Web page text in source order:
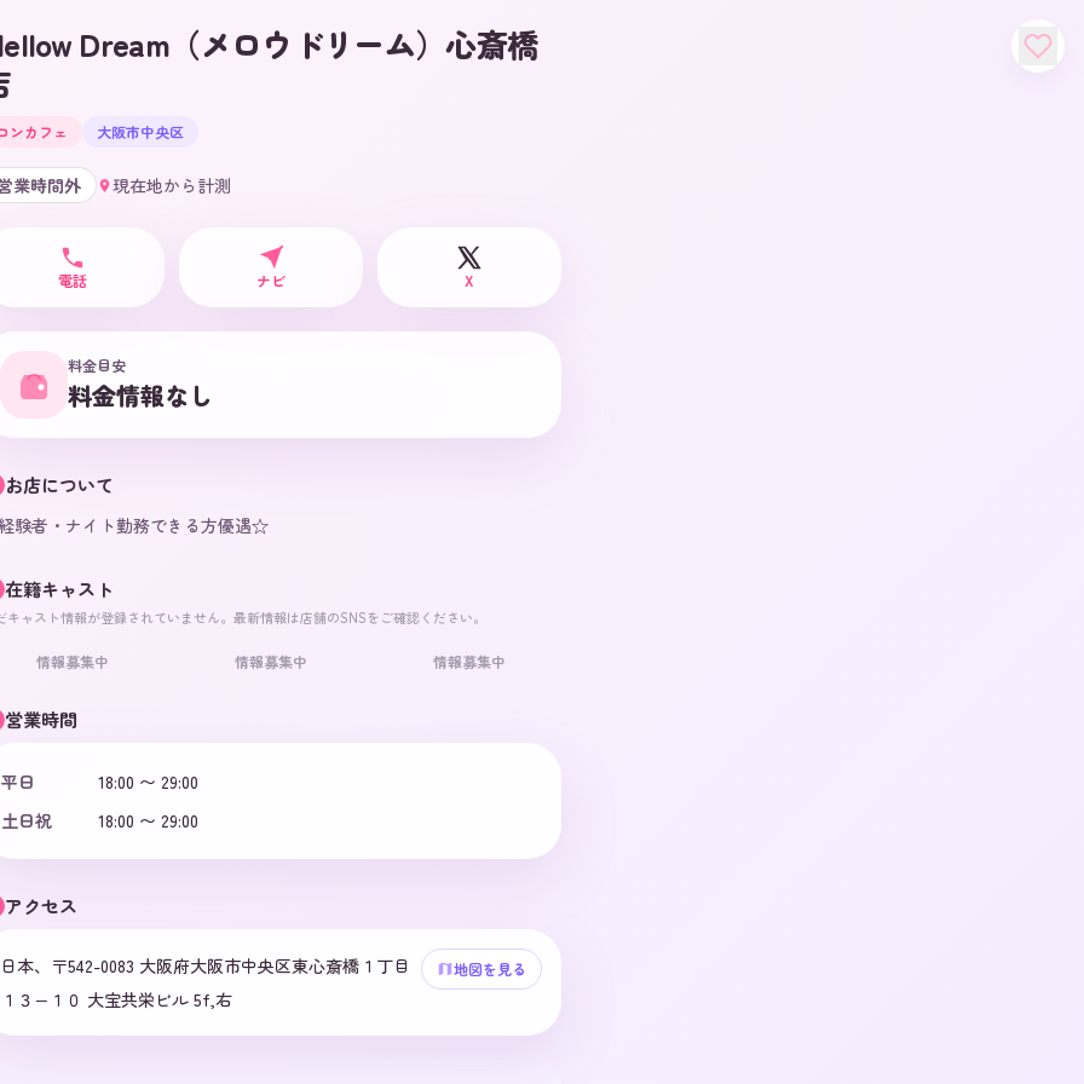
Dream（メロウドリーム）心斎橋
ンカフェ 大阪市中央区
業時間外 現在地から計測
電話 ナビ X
料金目安
料金情報なし
お店について
験者・ナイト勤務できる方優遇☆
在籍キャスト
キャスト情報が登録されていません。最新情報は店舗のSNSをご確認ください。
情報募集中 情報募集中 情報募集中
営業時間
平日
18:00 〜 29:00
土日祝
18:00 〜 29:00
アクセス
日本、〒542-0083 大阪府大阪市中央区東心斎橋１丁目
１３−１０ 大宝共栄ビル 5f,右
地図を見る